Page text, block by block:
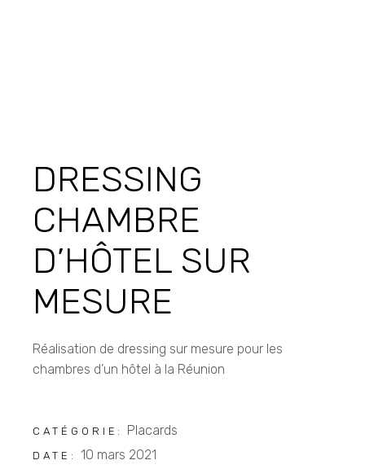
DRESSING
CHAMBRE
D’HÔTEL SUR
MESURE
Réalisation de dressing sur mesure pour les
chambres d’un hôtel à la Réunion
CATÉGORIE: Placards
DATE: 10 mars 2021